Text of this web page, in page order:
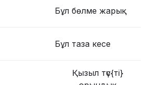
Бұл бөлме жарық
Бұл таза кесе
Қызыл түс{ті}